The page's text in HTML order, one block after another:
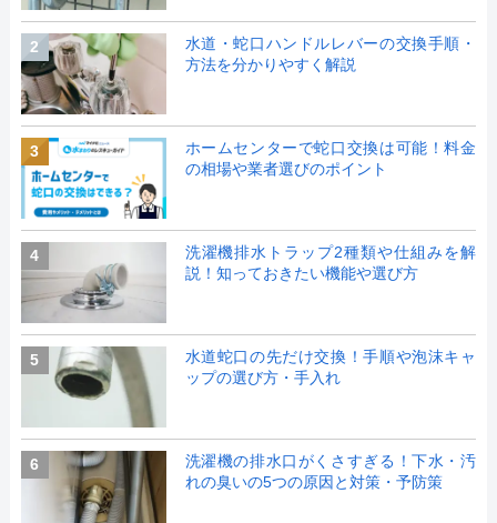
2
水道・蛇口ハンドルレバーの交換手順・
方法を分かりやすく解説
3
ホームセンターで蛇口交換は可能！料金
の相場や業者選びのポイント
4
洗濯機排水トラップ2種類や仕組みを解
説！知っておきたい機能や選び方
5
水道蛇口の先だけ交換！手順や泡沫キャ
ップの選び方・手入れ
6
洗濯機の排水口がくさすぎる！下水・汚
れの臭いの5つの原因と対策・予防策